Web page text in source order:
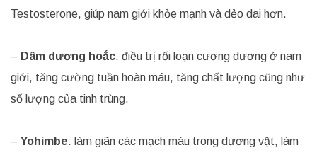
Testosterone, giúp nam giới khỏe mạnh và dẻo dai hơn.
– Dâm dương hoắc: điều trị rối loạn cương dương ở nam
giới, tăng cường tuần hoàn máu, tăng chất lượng cũng như
số lượng của tinh trùng.
– Yohimbe: làm giãn các mạch máu trong dương vật, làm